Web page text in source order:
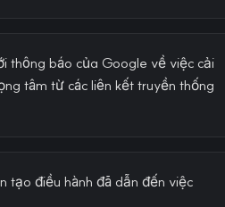
thông báo của Google về việc cải
tâm từ các liên kết truyền thống
tạo điều hành đã dẫn đến việc